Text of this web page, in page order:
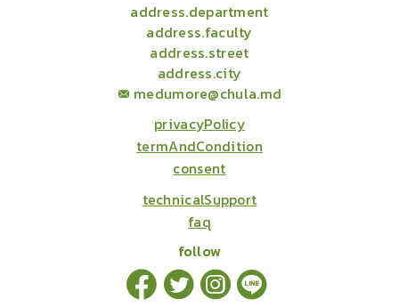
address.department
address.faculty
address.street
address.city
medumore@chula.md
privacyPolicy
termAndCondition
consent
technicalSupport
faq
follow